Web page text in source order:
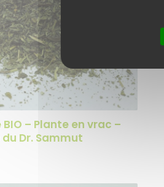
– Plante en vrac –
Dr. Sammut